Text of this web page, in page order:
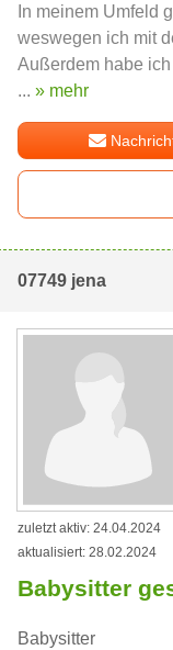
In meinem Umfeld
weswegen ich mit
Außerdem habe
... » mehr
07749 jena
zuletzt aktiv: 24.04.2024
aktualisiert: 28.02.2024
Babysitter
Babysitter